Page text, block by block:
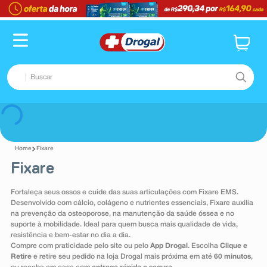
Buscar
Fixare
Fixare
Fortaleça seus ossos e cuide das suas articulações com Fixare EMS.
Desenvolvido com cálcio, colágeno e nutrientes essenciais, Fixare auxilia
na prevenção da osteoporose, na manutenção da saúde óssea e no
suporte à mobilidade. Ideal para quem busca mais qualidade de vida,
resistência e bem-estar no dia a dia.
Compre com praticidade pelo site ou pelo App Drogal . Escolha Clique e
Retiree retire seu pedido na loja Drogal mais próxima em até 60 minutos,
TERMOS MAIS BUSCADOS
1º fralda
2º pampers confort sec max
3
4º
5º
6º minoxidil
7º desodorante
8º teste gravidez
9º esmalte
10ºabsorvente
TERMOS MAIS BUSCADOS
pampers confort sec max
3º dipirona
4º lenço umedecido
5º tadalafila
6º minoxidil
7º desodorante